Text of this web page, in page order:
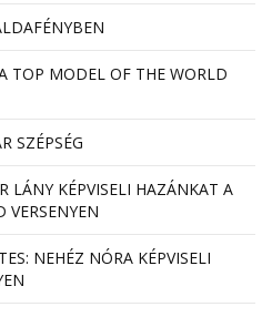
TOP MODEL OF THE WORLD
SZÉPSÉG
LÁNY KÉPVISELI HAZÁNKAT A
NEHÉZ NÓRA KÉPVISELI